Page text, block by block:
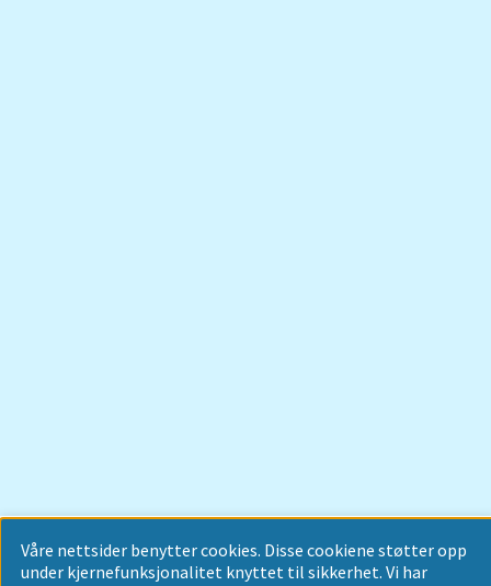
Våre nettsider benytter cookies. Disse cookiene støtter opp
under kjernefunksjonalitet knyttet til sikkerhet. Vi har